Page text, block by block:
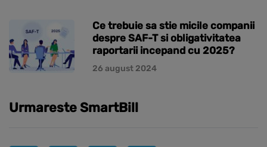
Ce trebuie sa stie micile companii
despre SAF-T si obligativitatea
raportarii incepand cu 2025?
26 august 2024
Urmareste SmartBill